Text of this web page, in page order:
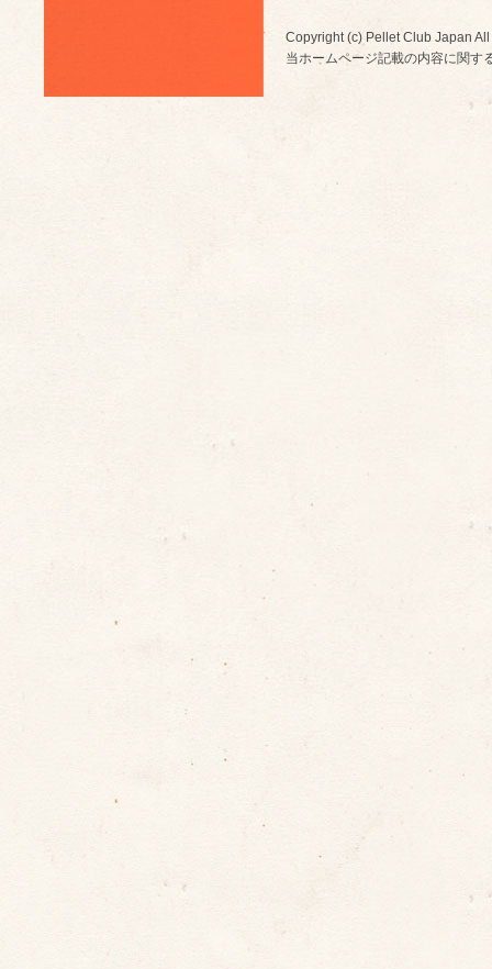
Copyright (c) Pellet Club Japan
当ホームページ記載の内容に関す